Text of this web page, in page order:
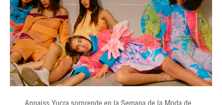
Annaiss Yucra sorprende en la Semana de la Moda de